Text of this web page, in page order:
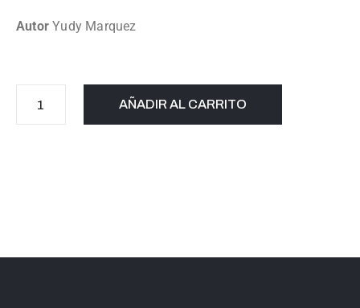
Autor Yudy Marquez
AÑADIR AL CARRITO